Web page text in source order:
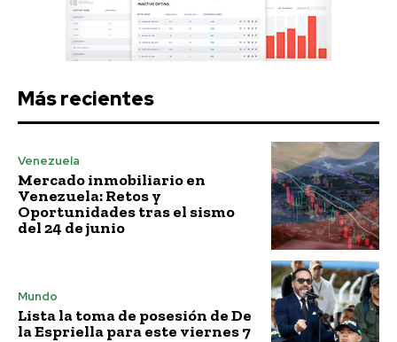
Más recientes
Venezuela
Mercado inmobiliario en
Venezuela: Retos y
Oportunidades tras el sismo
del 24 de junio
Mundo
Lista la toma de posesión de De
la Espriella para este viernes 7